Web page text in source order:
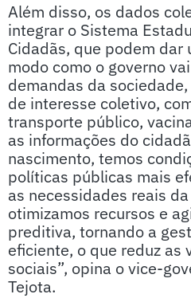
Além disso, os dados
integrar o Sistema
Cidadãs, que podem dar
modo como o governo
demandas da
de interesse coletivo,
transporte público,
as informações do
nascimento, temos
políticas públicas mais
as necessidades reais
otimizamos recursos e
preditiva, tornando a
eficiente, o que reduz as
sociais”, opina o vice-
Tejota.